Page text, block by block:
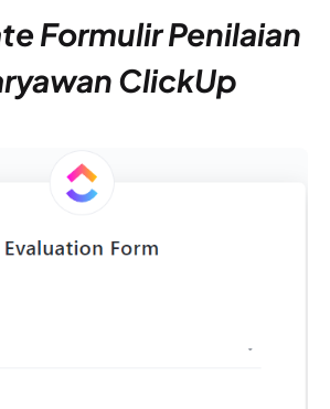
Formulir Penilaian
ClickUp